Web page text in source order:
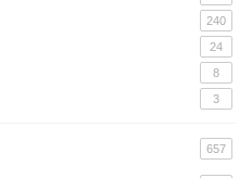
240
24
8
3
657